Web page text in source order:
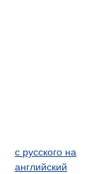
с русского на
английский